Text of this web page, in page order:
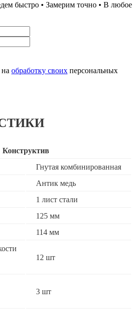
быстро • Замерим точно • В любое
обработку своих персональных
Конструктив
Гнутая комбинированная
Антик медь
1 лист стали
125 мм
114 мм
12 шт
3 шт